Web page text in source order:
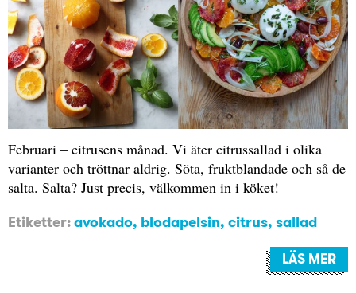
Februari – citrusens månad. Vi äter citrussallad i olika
varianter och tröttnar aldrig. Söta, fruktblandade och så de
salta. Salta? Just precis, välkommen in i köket!
Etiketter:avokado, blodapelsin, citrus, sallad
LÄS MER